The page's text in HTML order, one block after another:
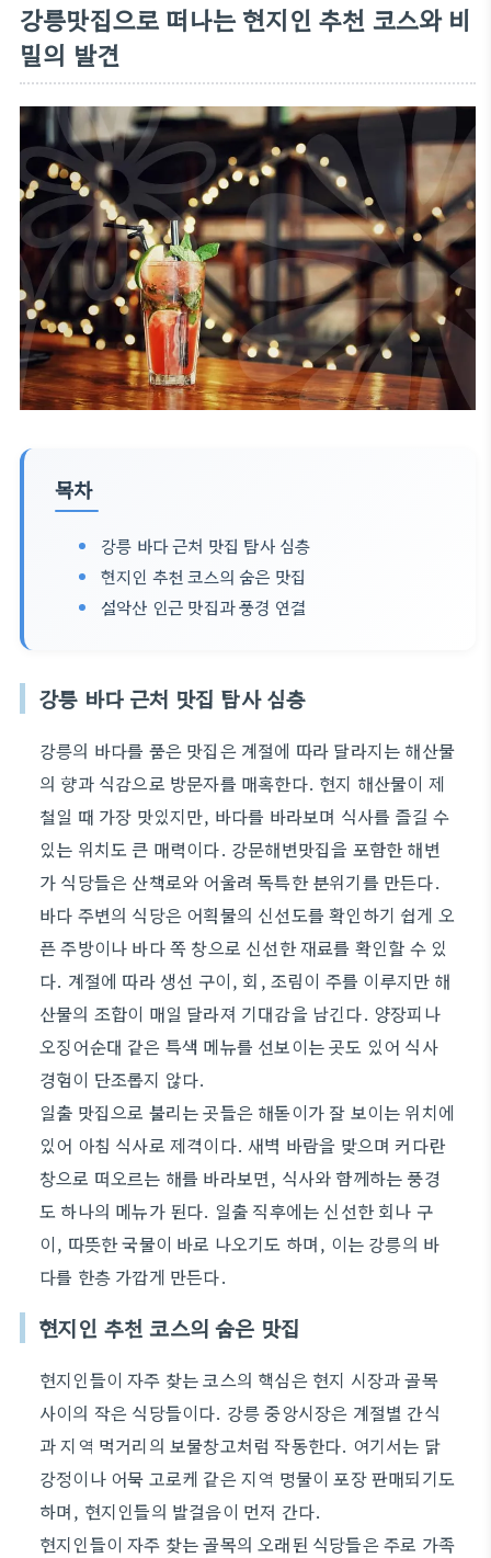
강릉맛집으로 떠나는 현지인 추천 코스와 비
밀의 발견
목차
강릉 바다 근처 맛집 탐사 심층
현지인 추천 코스의 숨은 맛집
설악산 인근 맛집과 풍경 연결
강릉 바다 근처 맛집 탐사 심층
강릉의 바다를 품은 맛집은 계절에 따라 달라지는 해산물
의 향과 식감으로 방문자를 매혹한다. 현지 해산물이 제
철일 때 가장 맛있지만, 바다를 바라보며 식사를 즐길 수
있는 위치도 큰 매력이다. 강문해변맛집을 포함한 해변
가 식당들은 산책로와 어울려 독특한 분위기를 만든다.
바다 주변의 식당은 어획물의 신선도를 확인하기 쉽게 오
픈 주방이나 바다 쪽 창으로 신선한 재료를 확인할 수 있
다. 계절에 따라 생선 구이, 회, 조림이 주를 이루지만 해
산물의 조합이 매일 달라져 기대감을 남긴다. 양장피나
오징어순대 같은 특색 메뉴를 선보이는 곳도 있어 식사
경험이 단조롭지 않다.
일출 맛집으로 불리는 곳들은 해돋이가 잘 보이는 위치에
있어 아침 식사로 제격이다. 새벽 바람을 맞으며 커다란
창으로 떠오르는 해를 바라보면, 식사와 함께하는 풍경
도 하나의 메뉴가 된다. 일출 직후에는 신선한 회나 구
이, 따뜻한 국물이 바로 나오기도 하며, 이는 강릉의 바
다를 한층 가깝게 만든다.
현지인 추천 코스의 숨은 맛집
현지인들이 자주 찾는 코스의 핵심은 현지 시장과 골목
사이의 작은 식당들이다. 강릉 중앙시장은 계절별 간식
과 지역 먹거리의 보물창고처럼 작동한다. 여기서는 닭
강정이나 어묵 고로케 같은 지역 명물이 포장 판매되기도
하며, 현지인들의 발걸음이 먼저 간다.
현지인들이 자주 찾는 골목의 오래된 식당들은 주로 가족